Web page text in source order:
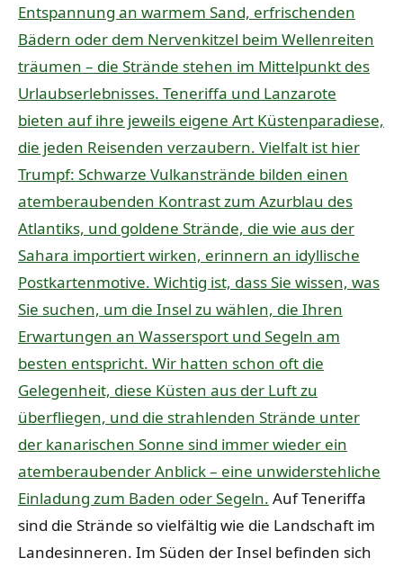
Entspannung an warmem Sand, erfrischenden
Bädern oder dem Nervenkitzel beim Wellenreiten
träumen – die Strände stehen im Mittelpunkt des
Urlaubserlebnisses. Teneriffa und Lanzarote
bieten auf ihre jeweils eigene Art Küstenparadiese,
die jeden Reisenden verzaubern. Vielfalt ist hier
Trumpf: Schwarze Vulkanstrände bilden einen
atemberaubenden Kontrast zum Azurblau des
Atlantiks, und goldene Strände, die wie aus der
Sahara importiert wirken, erinnern an idyllische
Postkartenmotive. Wichtig ist, dass Sie wissen, was
Sie suchen, um die Insel zu wählen, die Ihren
Erwartungen an Wassersport und Segeln am
besten entspricht. Wir hatten schon oft die
Gelegenheit, diese Küsten aus der Luft zu
überfliegen, und die strahlenden Strände unter
der kanarischen Sonne sind immer wieder ein
atemberaubender Anblick – eine unwiderstehliche
Einladung zum Baden oder Segeln. Auf Teneriffa
sind die Strände so vielfältig wie die Landschaft im
Landesinneren. Im Süden der Insel befinden sich